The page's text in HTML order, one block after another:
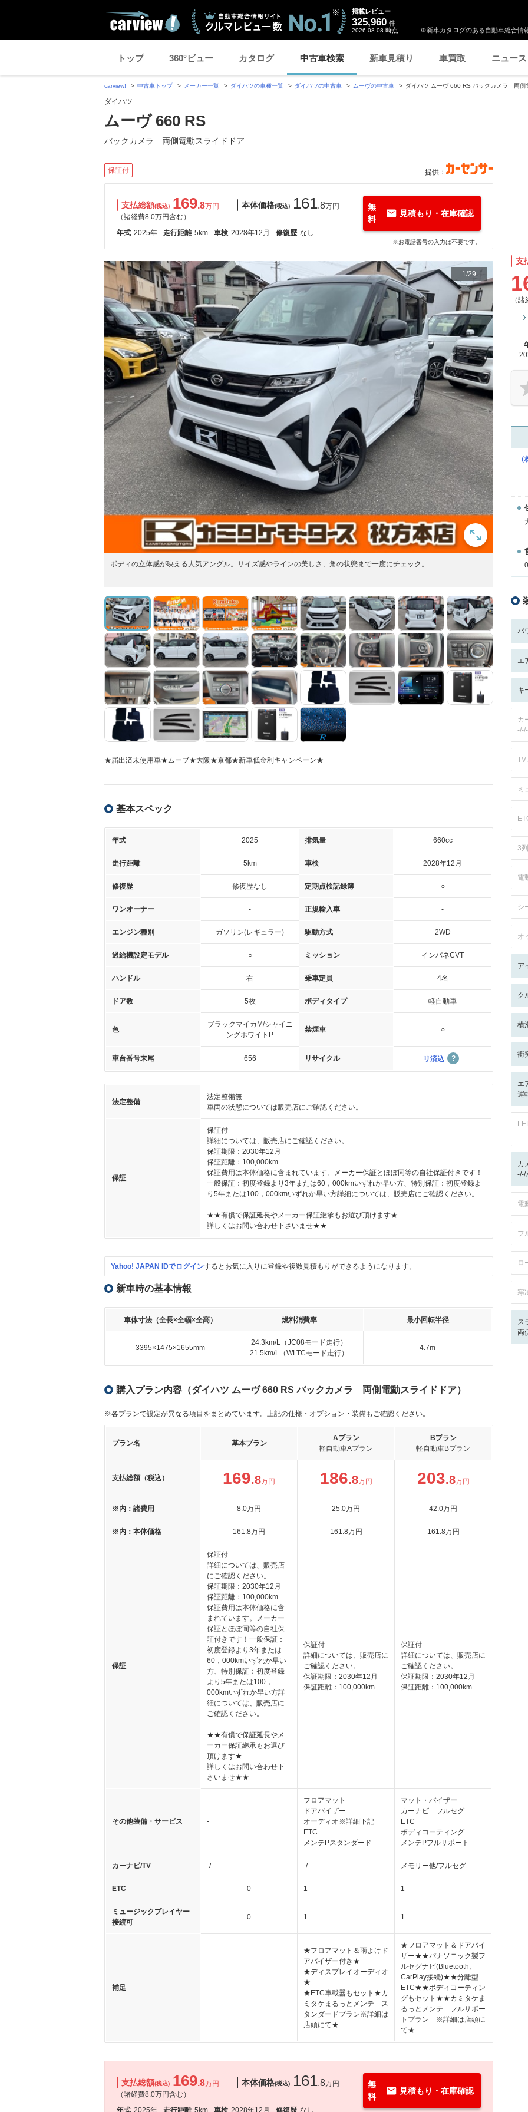
※新車カタログのある自動車総合情
掲載レビュー
325,960 件
2026.08.08 時点
トップ 360°ビュー カタログ 中古車検索 新車見積り 車買取 ニュース
carview! 中古車トップ メーカー一覧 ダイハツの車種一覧 ダイハツの中古車 ムーヴの中古車 ダイハツ ムーヴ 660 RS バックカメラ 両側
ダイハツ
ムーヴ 660 RS
バックカメラ 両側電動スライドドア
保証付 提供：
支払総額(税込) 169.8万円
（諸経費8.0万円含む）
本体価格(税込) 161.8万円
年式 2025年 走行距離 5km 車検 2028年12月 修復歴 なし
無
料
見積もり・在庫確認
※お電話番号の入力は不要です。
1/29
ボディの立体感が映える人気アングル。サイズ感やラインの美しさ、角の状態まで一度にチェック。
★届出済未使用車★ムーブ★大阪★京都★新車低金利キャンペーン★
基本スペック
年式 2025 排気量 660cc
走行距離 5km 車検 2028年12月
修復歴 修復歴なし 定期点検記録簿 ○
ワンオーナー - 正規輸入車 -
エンジン種別 ガソリン(レギュラー) 駆動方式 2WD
過給機設定モデル ○ ミッション インパネCVT
ハンドル 右 乗車定員 4名
ドア数 5枚 ボディタイプ 軽自動車
色
ブラックマイカM/シャイニ
ングホワイトP
禁煙車 ○
車台番号末尾 656 リサイクル リ済込
法定整備
法定整備無
車両の状態については販売店にご確認ください。
保証
保証付
詳細については、販売店にご確認ください。
保証期限：2030年12月
保証距離：100,000km
保証費用は本体価格に含まれています。メーカー保証とほぼ同等の自社保証付きです！
一般保証：初度登録より3年または60，000kmいずれか早い方、特別保証：初度登録よ
り5年または100，000kmいずれか早い方詳細については、販売店にご確認ください。
★★有償で保証延長やメーカー保証継承もお選び頂けます★
詳しくはお問い合わせ下さいませ★★
Yahoo! JAPAN IDでログインするとお気に入りに登録や複数見積もりができるようになります。
新車時の基本情報
車体寸法（全長×全幅×全高） 燃料消費率 最小回転半径
3395×1475×1655mm
24.3km/L（JC08モード走行）
21.5km/L（WLTCモード走行）
4.7m
購入プラン内容（ダイハツ ムーヴ 660 RS バックカメラ 両側電動スライドドア）
※各プランで設定が異なる項目をまとめています。上記の仕様・オプション・装備もご確認ください。
プラン名 基本プラン
Aプラン
軽自動車Aプラン
Bプラン
軽自動車Bプラン
支払総額（税込） 169.8万円 186.8万円 203.8万円
※内：諸費用 8.0万円 25.0万円 42.0万円
※内：本体価格 161.8万円 161.8万円 161.8万円
保証
保証付
詳細については、販売店
にご確認ください。
保証期限：2030年12月
保証距離：100,000km
保証費用は本体価格に含
まれています。メーカー
保証とほぼ同等の自社保
証付きです！一般保証：
初度登録より3年または
60，000kmいずれか早い
方、特別保証：初度登録
より5年または100，
000kmいずれか早い方詳
細については、販売店に
ご確認ください。
★★有償で保証延長やメ
ーカー保証継承もお選び
頂けます★
詳しくはお問い合わせ下
さいませ★★
保証付
詳細については、販売店に
ご確認ください。
保証期限：2030年12月
保証距離：100,000km
保証付
詳細については、販売店に
ご確認ください。
保証期限：2030年12月
保証距離：100,000km
その他装備・サービス -
フロアマット
ドアバイザー
オーディオ※詳細下記
ETC
メンテPスタンダード
マット・バイザー
カーナビ フルセグ
ETC
ボディコーティング
メンテPフルサポート
カーナビ/TV -/- -/- メモリー他/フルセグ
ETC 0 1 1
ミュージックプレイヤー
接続可
0 1 1
補足 -
★フロアマット＆雨よけド
アバイザー付き★
★ディスプレイオーディオ
★
★ETC車載器もセット★カ
ミタケまるっとメンテ ス
タンダードプラン※詳細は
店頭にて★
★フロアマット＆ドアバイ
ザー★★パナソニック製フ
ルセグナビ(Bluetooth、
CarPlay接続)★★分離型
ETC★★ボディコーティン
グもセット★★カミタケま
るっとメンテ フルサポー
トプラン ※詳細は店頭に
て★
支払総額(税込) 169.8万円
（諸経費8.0万円含む）
本体価格(税込) 161.8万円
年式 2025年 走行距離 5km 車検 2028年12月 修復歴 なし
無
料
見積もり・在庫確認
支
（
パ
エ
キ
カ
ミ
3
電
シ
オ
ア
ク
横
衝
エ
運
カ
-/-/
電
フ
ロ
寒
ス
両